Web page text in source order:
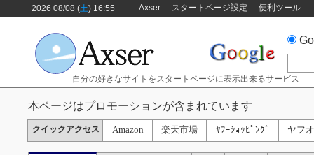
2026 08/08 (土) 16:55 Axser スタートページ設定 便利ツール
自分の好きなサイトをスタートページに表示出来るサービス
本ページはプロモーションが含まれています
クイックアクセス Amazon 楽天市場 ﾔﾌｰｼｮｯﾋﾟﾝｸﾞ ヤフ